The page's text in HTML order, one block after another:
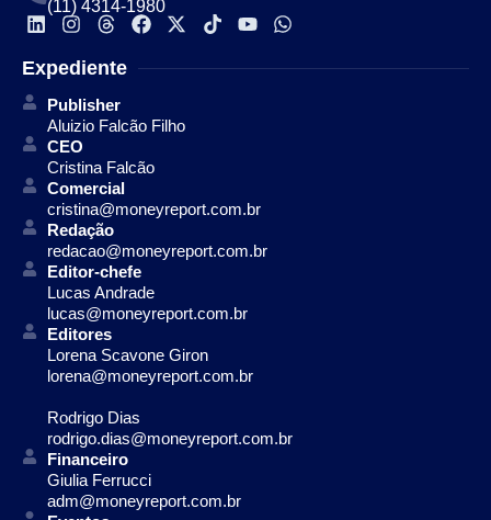
(11) 4314-1980
Expediente
Publisher
Aluizio Falcão Filho
CEO
Cristina Falcão
Comercial
cristina@moneyreport.com.br
Redação
redacao@moneyreport.com.br
Editor-chefe
Lucas Andrade
lucas@moneyreport.com.br
Editores
Lorena Scavone Giron
lorena@moneyreport.com.br
Rodrigo Dias
rodrigo.dias@moneyreport.com.br
Financeiro
Giulia Ferrucci
adm@moneyreport.com.br